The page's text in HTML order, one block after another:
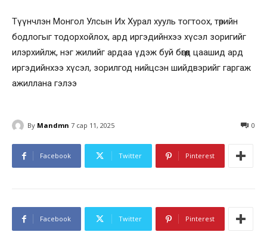
Түүнчлэн Монгол Улсын Их Хурал хууль тогтоох, төрийн
бодлогыг тодорхойлох, ард иргэдийнхээ хүсэл зоригийг
илэрхийлж, нэг жилийг ардаа үдэж буй бөгөөд цаашид ард
иргэдийнхээ хүсэл, зорилгод нийцсэн шийдвэрийг гаргаж
ажиллана гэлээ
By Mandmn 7 сар 11, 2025 0
Facebook Twitter Pinterest
Facebook Twitter Pinterest